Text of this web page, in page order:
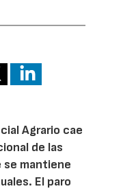
Agrario cae
de las
se mantiene
El paro